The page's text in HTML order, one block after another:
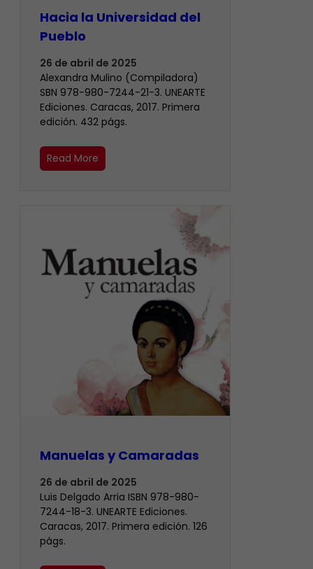
Hacia la Universidad del
Pueblo
26 de abril de 2025
Alexandra Mulino (Compiladora)
SBN 978-980-7244-21-3. UNEARTE
Ediciones. Caracas, 2017. Primera
edición. 432 págs.
Read More
Manuelas y Camaradas
26 de abril de 2025
Luis Delgado Arria ISBN 978-980-
7244-18-3. UNEARTE Ediciones.
Caracas, 2017. Primera edición. 126
págs.